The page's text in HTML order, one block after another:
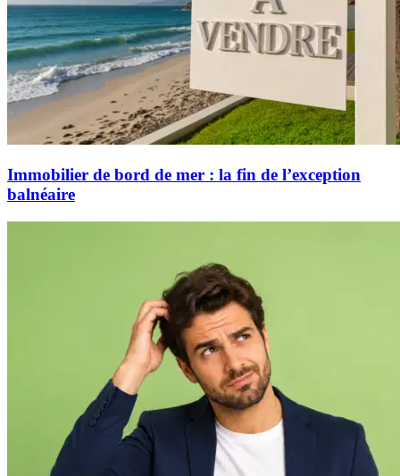
Immobilier de bord de mer : la fin de l’exception
balnéaire